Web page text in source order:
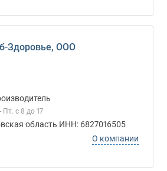
Здоровье, ООО
с 8 до 17
область ИНН: 6827016505
О компании